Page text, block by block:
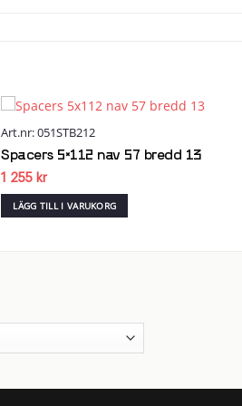
wishlist
Art.nr: 051STB212
Spacers 5×112 nav 57 bredd 13
1 255 kr
LÄGG TILL I VARUKORG